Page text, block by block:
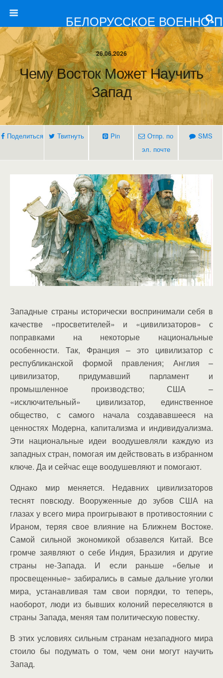
БЕЛОРУССКОЕ ВОЕННО-
26.06.2026
Чему Восток Может Научить
Запад
Поделиться Твитнуть Pin
Отпр. по
эл. почте
SMS
Западные страны исторически воспринимали себя в
качестве «просветителей» и «цивилизаторов» с
поправками на некоторые национальные
особенности. Так, Франция – это цивилизатор с
республиканской формой правления; Англия –
цивилизатор, придумавший парламент и
промышленное производство; США –
«исключительный» цивилизатор, единственное
общество, с самого начала создававшееся на
ценностях Модерна, капитализма и индивидуализма.
Эти национальные идеи воодушевляли каждую из
западных стран, помогая им действовать в избранном
ключе. Да и сейчас еще воодушевляют и помогают.
Однако мир меняется. Недавних цивилизаторов
теснят повсюду. Вооруженные до зубов США на
глазах у всего мира проигрывают в противостоянии с
Ираном, теряя свое влияние на Ближнем Востоке.
Самой сильной экономикой обзавелся Китай. Все
громче заявляют о себе Индия, Бразилия и другие
страны не-Запада. И если раньше «белые и
просвещенные» забирались в самые дальние уголки
мира, устанавливая там свои порядки, то теперь,
наоборот, люди из бывших колоний переселяются в
страны Запада, меняя там политическую повестку.
В этих условиях сильным странам незападного мира
стоило бы подумать о том, чем они могут научить
Запад.